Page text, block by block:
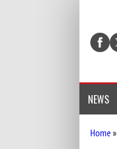
NEWS
Home »